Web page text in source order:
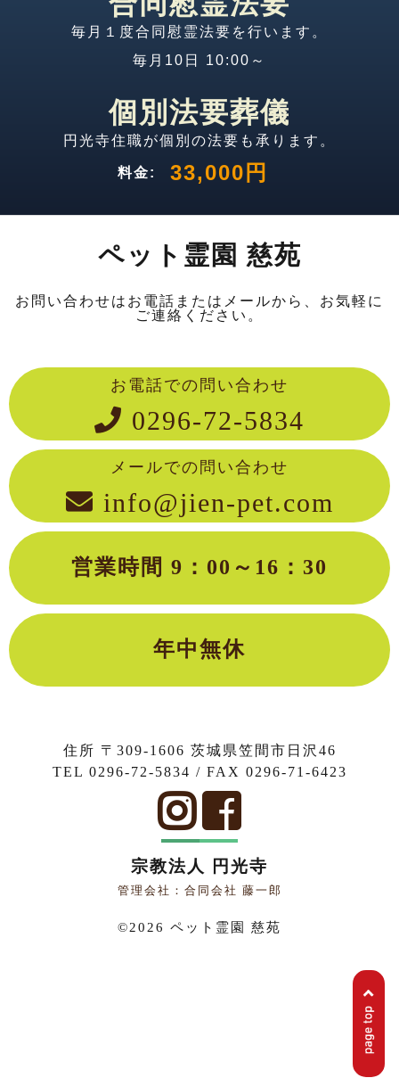
毎月１度合同慰霊法要を行います。
毎月10日 10:00～
個別法要葬儀
円光寺住職が個別の法要も承ります。
料金: 33,000円
ペット霊園 慈苑
お問い合わせはお電話またはメールから、お気軽に
ご連絡ください。
お電話での問い合わせ
0296-72-5834
メールでの問い合わせ
info@jien-pet.com
営業時間 9：00～16：30
年中無休
住所 〒309-1606 茨城県笠間市日沢46
TEL 0296-72-5834 / FAX 0296-71-6423
宗教法人 円光寺
管理会社：合同会社 藤一郎
©2026 ペット霊園 慈苑